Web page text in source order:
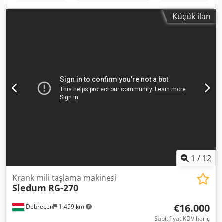
Alfsrf AĞIRLIK: 45000 kg GENEL ÖLÇÜLER: 6000 x 8000 x
4300 mm AKSESUARLAR: TALAŞ KONVEYÖRÜ; TAŞINABİLİR
Küçük ilan
1 / 12
Debrecen 1.459 km
Krank mili taşlama makinesi
Sledum RG-270
€16.000
Sabit fiyat KDV hariç